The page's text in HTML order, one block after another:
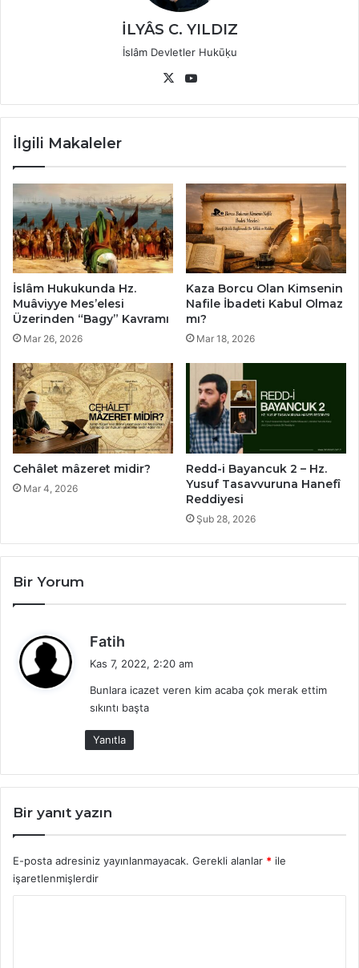
İLYÂS C. YILDIZ
İslâm Devletler Hukūḳu
X
İlgili Makaleler
İslâm Hukukunda Hz.
Muâviyye Mes’elesi
Üzerinden “Bagy” Kavramı
Mar 26, 2026
Kaza Borcu Olan Kimsenin
Nafile İbadeti Kabul Olmaz
mı?
Mar 18, 2026
Cehâlet mâzeret midir?
Mar 4, 2026
Redd-i Bayancuk 2 – Hz.
Yusuf Tasavvuruna Hanefî
Reddiyesi
Şub 28, 2026
Bir Yorum
Fatih
i
k
i
:
Kas 7, 2022, 2:20 am
Bunlara icazet veren kim acaba çok merak ettim
sıkıntı başta
Yanıtla
Bir yanıt yazın
E-posta adresiniz yayınlanmayacak. Gerekli alanlar * ile
işaretlenmişlerdir